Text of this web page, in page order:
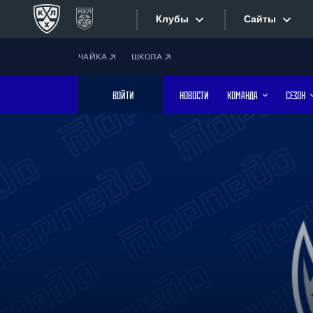
Клубы
Дивизион Боброва
Лада
Сайты
Фотобанк
ЧАЙКА ШКОЛА
ВОЙТИ НОВОСТИ КОМАНДА СЕЗОН